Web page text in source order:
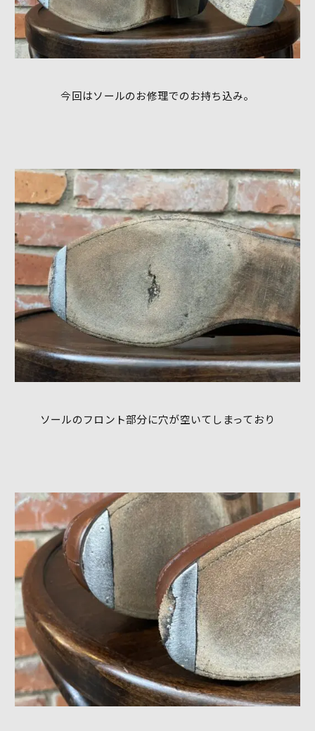
今回はソールのお修理でのお持ち込み。
ソールのフロント部分に穴が空いてしまっており